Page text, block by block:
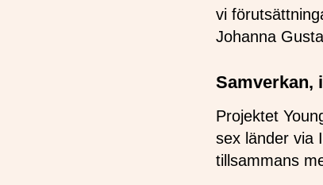
vi
Johanna
Samverkan,
Projektet
sex länder via
tillsammans